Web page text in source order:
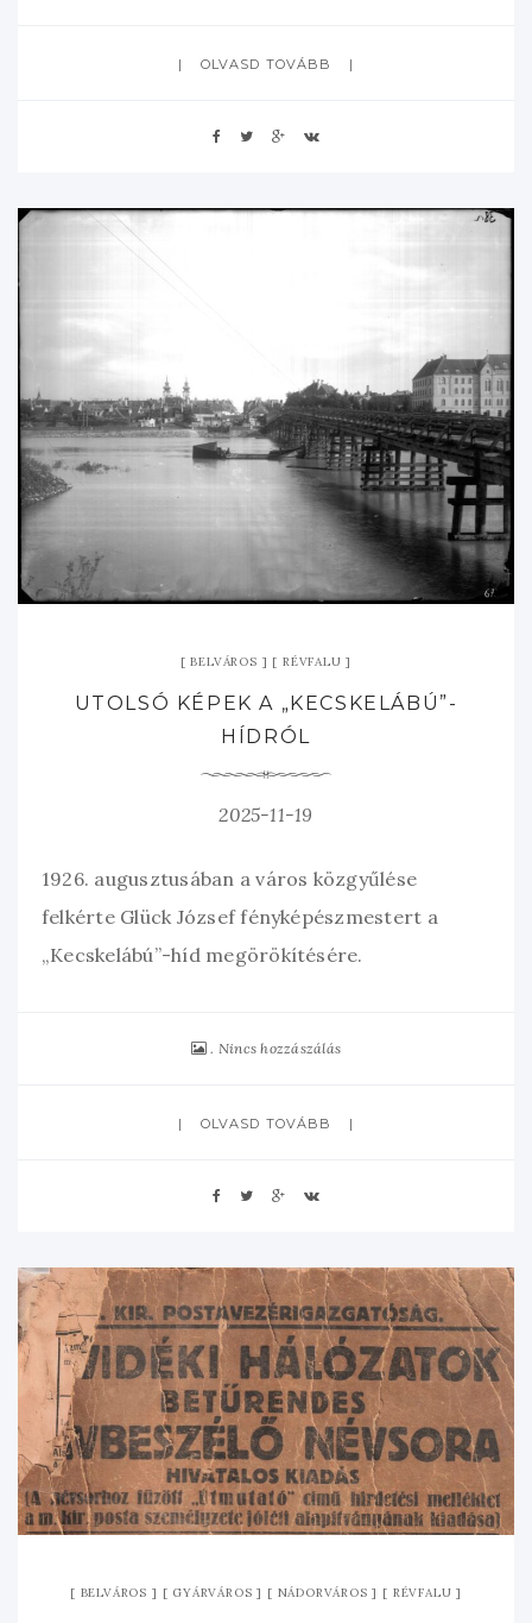
OLVASD TOVÁBB
BELVÁROS RÉVFALU
UTOLSÓ KÉPEK A „KECSKELÁBÚ”-
HÍDRÓL
2025-11-19
1926. augusztusában a város közgyűlése
felkérte Glück József fényképészmestert a
„Kecskelábú”-híd megörökítésére.
Nincs hozzászálás
OLVASD TOVÁBB
BELVÁROS GYÁRVÁROS NÁDORVÁROS RÉVFALU